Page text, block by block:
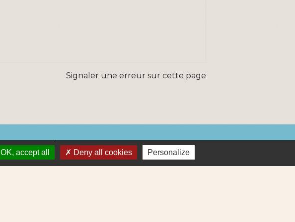
Signaler une erreur sur cette page
Liens
OK, accept all Deny all cookies Personalize